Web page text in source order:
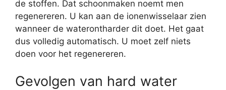
de stoffen. Dat schoonmaken noemt men
regenereren. U kan aan de ionenwisselaar zien
wanneer de waterontharder dit doet. Het gaat
dus volledig automatisch. U moet zelf niets
doen voor het regenereren.
Gevolgen van hard water